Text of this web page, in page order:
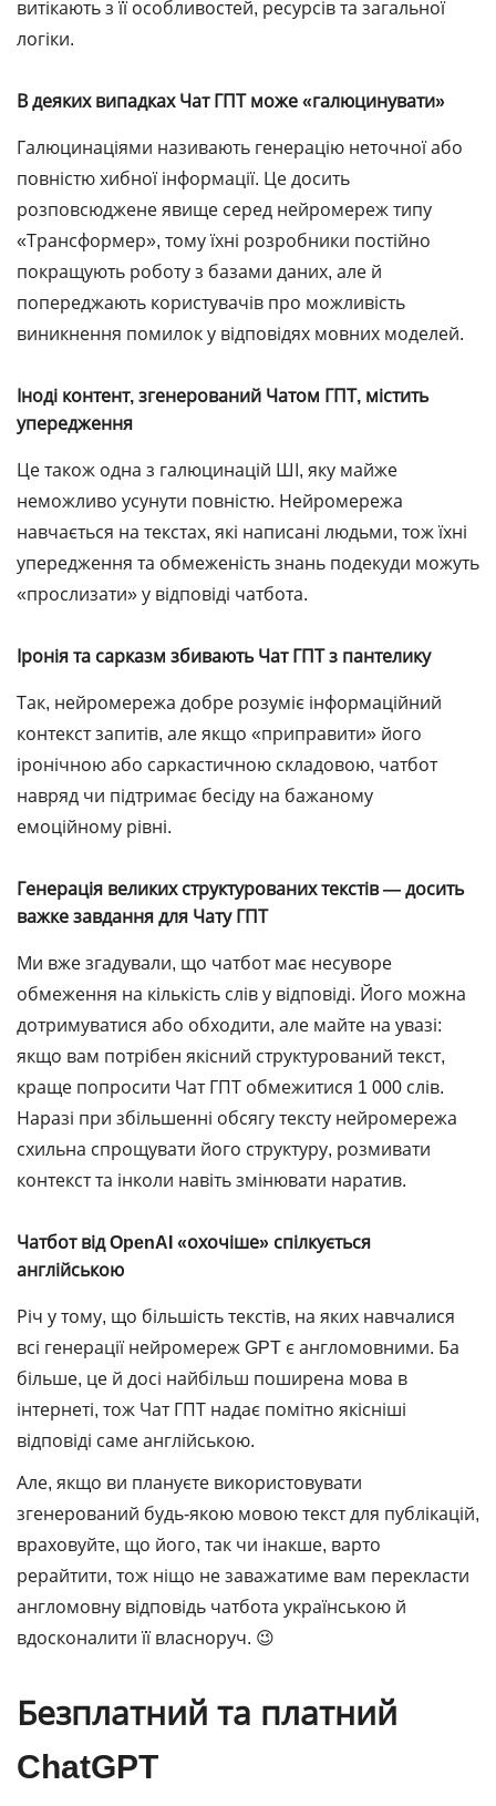
витікають з її особливостей, ресурсів та загальної
логіки.
В деяких випадках Чат ГПТ може «галюцинувати»
Галюцинаціями називають генерацію неточної або
повністю хибної інформації. Це досить
розповсюджене явище серед нейромереж типу
«Трансформер», тому їхні розробники постійно
покращують роботу з базами даних, але й
попереджають користувачів про можливість
виникнення помилок у відповідях мовних моделей.
Іноді контент, згенерований Чатом ГПТ, містить
упередження
Це також одна з галюцинацій ШІ, яку майже
неможливо усунути повністю. Нейромережа
навчається на текстах, які написані людьми, тож їхні
упередження та обмеженість знань подекуди можуть
«прослизати» у відповіді чатбота.
Іронія та сарказм збивають Чат ГПТ з пантелику
Так, нейромережа добре розуміє інформаційний
контекст запитів, але якщо «приправити» його
іронічною або саркастичною складовою, чатбот
навряд чи підтримає бесіду на бажаному
емоційному рівні.
Генерація великих структурованих текстів ― досить
важке завдання для Чату ГПТ
Ми вже згадували, що чатбот має несуворе
обмеження на кількість слів у відповіді. Його можна
дотримуватися або обходити, але майте на увазі:
якщо вам потрібен якісний структурований текст,
краще попросити Чат ГПТ обмежитися 1 000 слів.
Наразі при збільшенні обсягу тексту нейромережа
схильна спрощувати його структуру, розмивати
контекст та інколи навіть змінювати наратив.
Чатбот від OpenAI «охочіше» спілкується
англійською
Річ у тому, що більшість текстів, на яких навчалися
всі генерації нейромереж GPT є англомовними. Ба
більше, це й досі найбільш поширена мова в
інтернеті, тож Чат ГПТ надає помітно якісніші
відповіді саме англійською.
Але, якщо ви плануєте використовувати
згенерований будь-якою мовою текст для публікацій,
враховуйте, що його, так чи інакше, варто
рерайтити, тож ніщо не заважатиме вам перекласти
англомовну відповідь чатбота українською й
вдосконалити її власноруч. 😉
Безплатний та платний
ChatGPT